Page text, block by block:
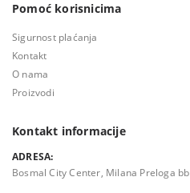
Pomoć korisnicima
Sigurnost plaćanja
Kontakt
O nama
Proizvodi
Kontakt informacije
ADRESA:
Bosmal City Center, Milana Preloga bb